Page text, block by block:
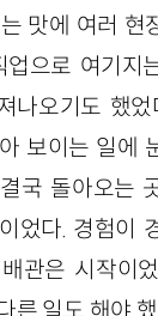
맛에 여러 현
으로 여기지
나오기도 했
보이는 일에
국 돌아오는
었다. 경험이
관은 시작이
른 일도 해야